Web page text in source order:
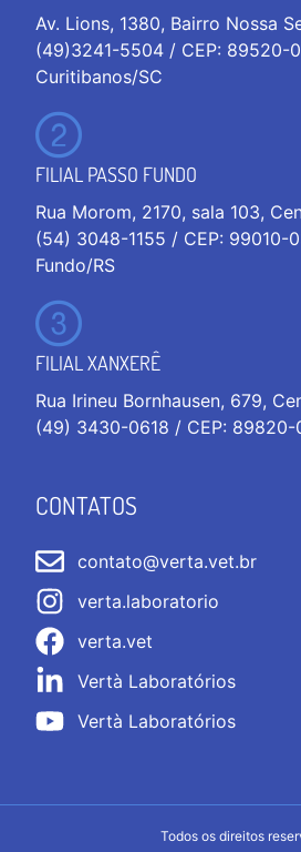
Av. Lions, 1380, Bairro Nossa
(49)3241-5504 / CEP: 89520-
Curitibanos/SC
FILIAL PASSO FUNDO
Rua Morom, 2170, sala 103,
(54) 3048-1155 / CEP: 99010-
Fundo/RS
FILIAL XANXERÊ
Rua Irineu Bornhausen, 679,
(49) 3430-0618 / CEP: 89820-
CONTATOS
contato@verta.vet.br
verta.laboratorio
verta.vet
Vertà Laboratórios
Vertà Laboratórios
Todos os direitos